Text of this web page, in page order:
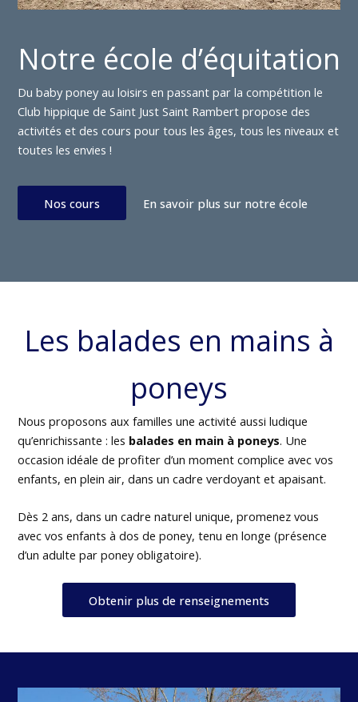
Notre école d’équitation
Du baby poney au loisirs en passant par la compétition le
Club hippique de Saint Just Saint Rambert propose des
activités et des cours pour tous les âges, tous les niveaux et
toutes les envies !
Nos cours En savoir plus sur notre école
Les balades en mains à
poneys
Nous proposons aux familles une activité aussi ludique
qu’enrichissante : les balades en main à poneys. Une
occasion idéale de profiter d’un moment complice avec vos
enfants, en plein air, dans un cadre verdoyant et apaisant.
Dès 2 ans, dans un cadre naturel unique, promenez vous
avec vos enfants à dos de poney, tenu en longe (présence
d’un adulte par poney obligatoire).
Obtenir plus de renseignements